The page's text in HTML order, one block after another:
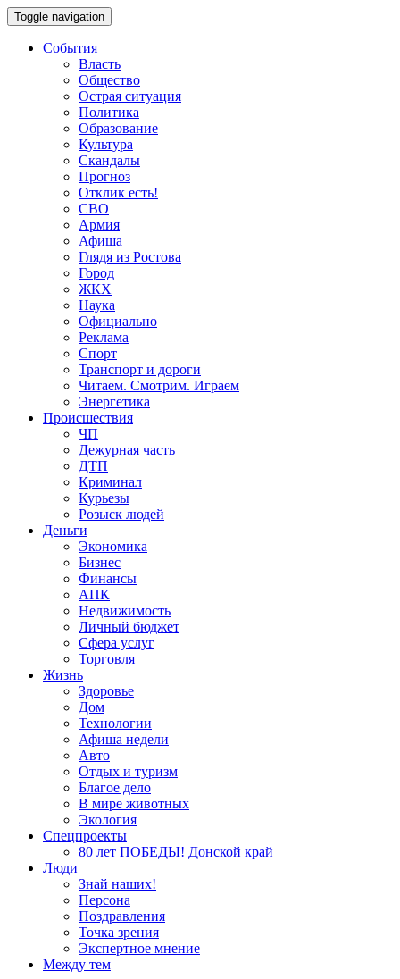
Toggle navigation
События
Власть
Общество
Острая ситуация
Политика
Образование
Культура
Скандалы
Прогноз
Отклик есть!
СВО
Армия
Афиша
Глядя из Ростова
Город
ЖКХ
Наука
Официально
Реклама
Спорт
Транспорт и дороги
Читаем. Смотрим. Играем
Энергетика
Происшествия
ЧП
Дежурная часть
ДТП
Криминал
Курьезы
Розыск людей
Деньги
Экономика
Бизнес
Финансы
АПК
Недвижимость
Личный бюджет
Сфера услуг
Торговля
Жизнь
Здоровье
Дом
Технологии
Афиша недели
Авто
Отдых и туризм
Благое дело
В мире животных
Экология
Спецпроекты
80 лет ПОБЕДЫ! Донской край
Люди
Знай наших!
Персона
Поздравления
Точка зрения
Экспертное мнение
Между тем